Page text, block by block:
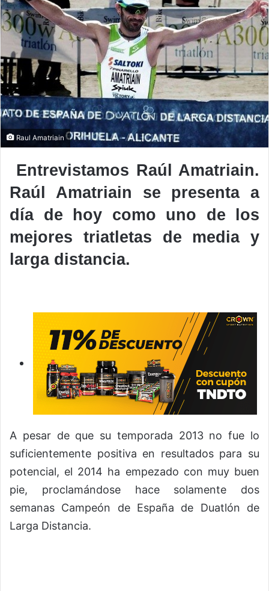
Raul Amatriain
Entrevistamos Raúl Amatriain.
Raúl Amatriain se presenta a
día de hoy como uno de los
mejores triatletas de media y
larga distancia.
A pesar de que su temporada 2013 no fue lo
suficientemente positiva en resultados para su
potencial, el 2014 ha empezado con muy buen
pie, proclamándose hace solamente dos
semanas Campeón de España de Duatlón de
Larga Distancia.